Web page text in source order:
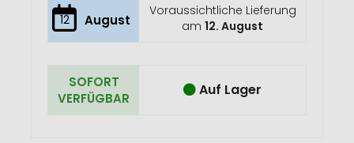
12 August
Voraussichtliche Lieferung
am12. August
SOFORT
VERFÜGBAR
Auf Lager